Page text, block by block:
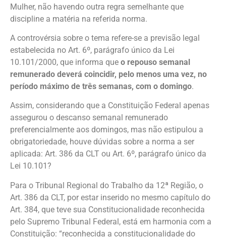
Mulher, não havendo outra regra semelhante que
discipline a matéria na referida norma.
A controvérsia sobre o tema refere-se a previsão legal
estabelecida no Art. 6º, parágrafo único da Lei
10.101/2000, que informa que o repouso semanal
remunerado deverá coincidir, pelo menos uma vez, no
período máximo de três semanas, com o domingo.
Assim, considerando que a Constituição Federal apenas
assegurou o descanso semanal remunerado
preferencialmente aos domingos, mas não estipulou a
obrigatoriedade, houve dúvidas sobre a norma a ser
aplicada: Art. 386 da CLT ou Art. 6º, parágrafo único da
Lei 10.101?
Para o Tribunal Regional do Trabalho da 12ª Região, o
Art. 386 da CLT, por estar inserido no mesmo capítulo do
Art. 384, que teve sua Constitucionalidade reconhecida
pelo Supremo Tribunal Federal, está em harmonia com a
Constituição: “reconhecida a constitucionalidade do